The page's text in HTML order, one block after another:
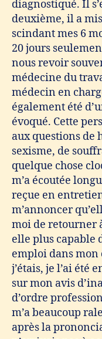
diagnostiqué. Il
deuxième, il a
scindant mes 6
20 jours
nous revoir
médecine du
médecin en
également été
évoqué. Cette
aux questions de
sexisme, de
quelque chose
m’a écoutée
reçue en
m’annoncer
moi de retourner
elle plus capable
emploi dans
j’étais, je l’ai été
sur mon avis
d’ordre
m’a beaucoup
après la